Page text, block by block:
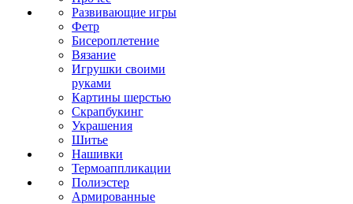
Развивающие игры
Фетр
Бисероплетение
Вязание
Игрушки своими
руками
Картины шерстью
Скрапбукинг
Украшения
Шитье
Нашивки
Термоаппликации
Полиэстер
Армированные